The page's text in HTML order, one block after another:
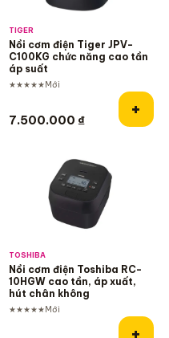
TIGER
Nồi cơm điện Tiger JPV-
C100KG chức năng cao tần
áp suất
★★★★★Mới
7.500.000 ₫ +
Thêm
TOSHIBA
Nồi cơm điện Toshiba RC-
10HGW cao tần, áp xuất,
hút chân không
★★★★★Mới
Thêm